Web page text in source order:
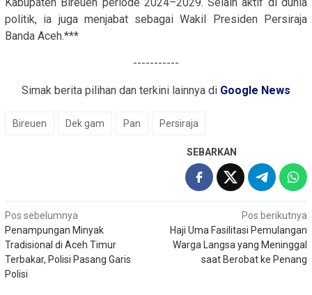
politik, ia juga menjabat sebagai Wakil Presiden Persiraja
Banda Aceh.***
-----------
Simak berita pilihan dan terkini lainnya di Google News
Bireuen Dek gam Pan Persiraja
SEBARKAN
Navigasi
pos
Pos sebelumnya
Penampungan Minyak
Tradisional di Aceh Timur
Terbakar, Polisi Pasang Garis
Polisi
Pos berikutnya
Haji Uma Fasilitasi Pemulangan
Warga Langsa yang Meninggal
saat Berobat ke Penang